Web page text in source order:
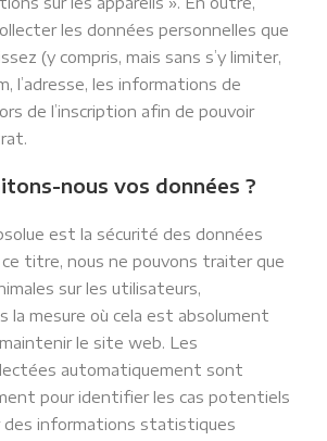
les données personnelles que
(y compris, mais sans s’y limiter,
l’adresse, les informations de
de l’inscription afin de pouvoir
nous vos données ?
est la sécurité des données
titre, nous ne pouvons traiter que
sur les utilisateurs,
la mesure où cela est absolument
le site web. Les
automatiquement sont
pour identifier les cas potentiels
des informations statistiques